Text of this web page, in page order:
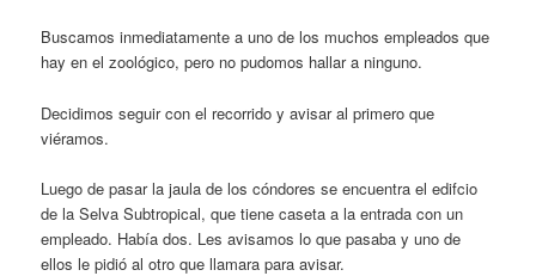
Buscamos inmediatamente a uno de los muchos empleados que
hay en el zoológico, pero no pudomos hallar a ninguno.
Decidimos seguir con el recorrido y avisar al primero que
viéramos.
Luego de pasar la jaula de los cóndores se encuentra el edifcio
de la Selva Subtropical, que tiene caseta a la entrada con un
empleado. Había dos. Les avisamos lo que pasaba y uno de
ellos le pidió al otro que llamara para avisar.